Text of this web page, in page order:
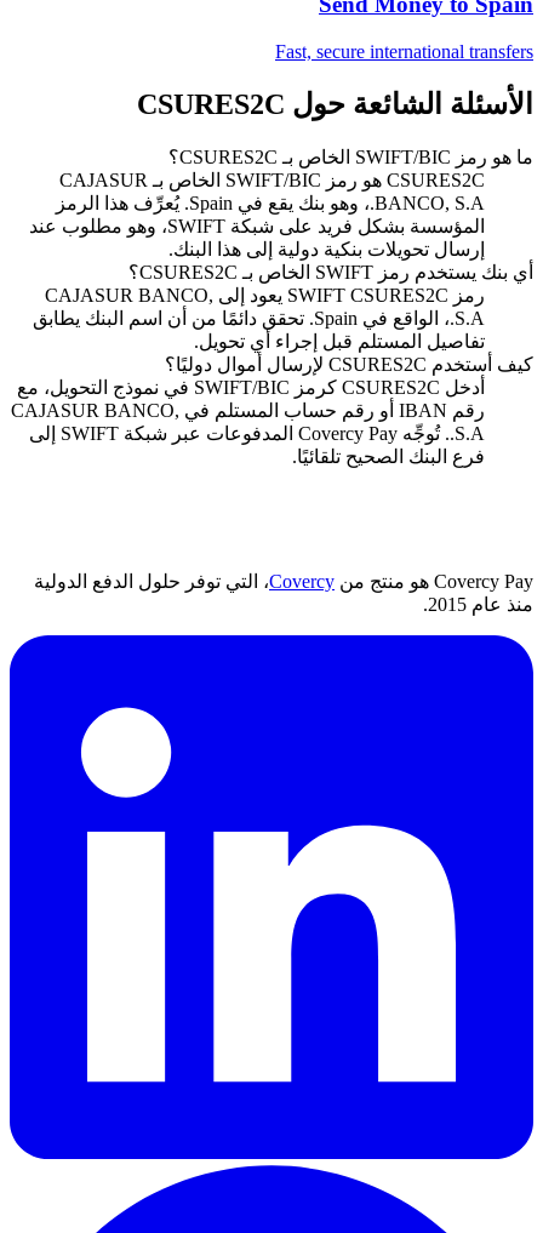
Fast, secure international transfers
الأسئلة الشائعة حول CSURES2C
ما هو رمز SWIFT/BIC الخاص بـ CSURES2C؟
CSURES2C هو رمز SWIFT/BIC الخاص بـ CAJASUR
BANCO, S.A.، وهو بنك يقع في Spain. يُعرِّف هذا الرمز
المؤسسة بشكل فريد على شبكة SWIFT، وهو مطلوب عند
إرسال تحويلات بنكية دولية إلى هذا البنك.
أي بنك يستخدم رمز SWIFT الخاص بـ CSURES2C؟
رمز SWIFT CSURES2C يعود إلى CAJASUR BANCO,
S.A.، الواقع في Spain. تحقق دائمًا من أن اسم البنك يطابق
تفاصيل المستلم قبل إجراء أي تحويل.
كيف أستخدم CSURES2C لإرسال أموال دوليًا؟
أدخل CSURES2C كرمز SWIFT/BIC في نموذج التحويل، مع
رقم IBAN أو رقم حساب المستلم في CAJASUR BANCO,
S.A.. تُوجِّه Covercy Pay المدفوعات عبر شبكة SWIFT إلى
فرع البنك الصحيح تلقائيًا.
Covercy Pay هو منتج من Covercy، التي توفر حلول الدفع الدولية
منذ عام 2015.